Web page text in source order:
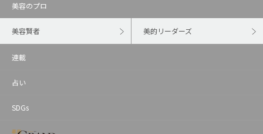
美容のプロ
美容賢者 美的リーダーズ
連載
占い
SDGs